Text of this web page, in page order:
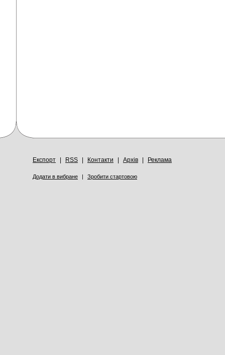
Експорт RSS Контакти Архів Реклама
Додати в вибране | Зробити стартовою